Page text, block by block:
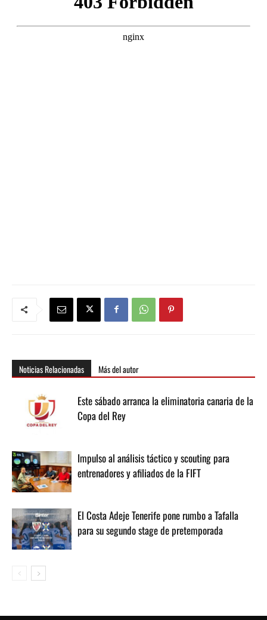
Noticias Relacionadas Más del autor
Este sábado arranca la eliminatoria canaria de la
Copa del Rey
Impulso al análisis táctico y scouting para
entrenadores y afiliados de la FIFT
El Costa Adeje Tenerife pone rumbo a Tafalla
para su segundo stage de pretemporada